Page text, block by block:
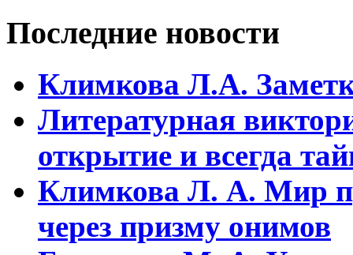
Последние новости
Климкова Л.А.
Литературная
открытие и всегда
Климкова Л. А. Мир
через призму онимов